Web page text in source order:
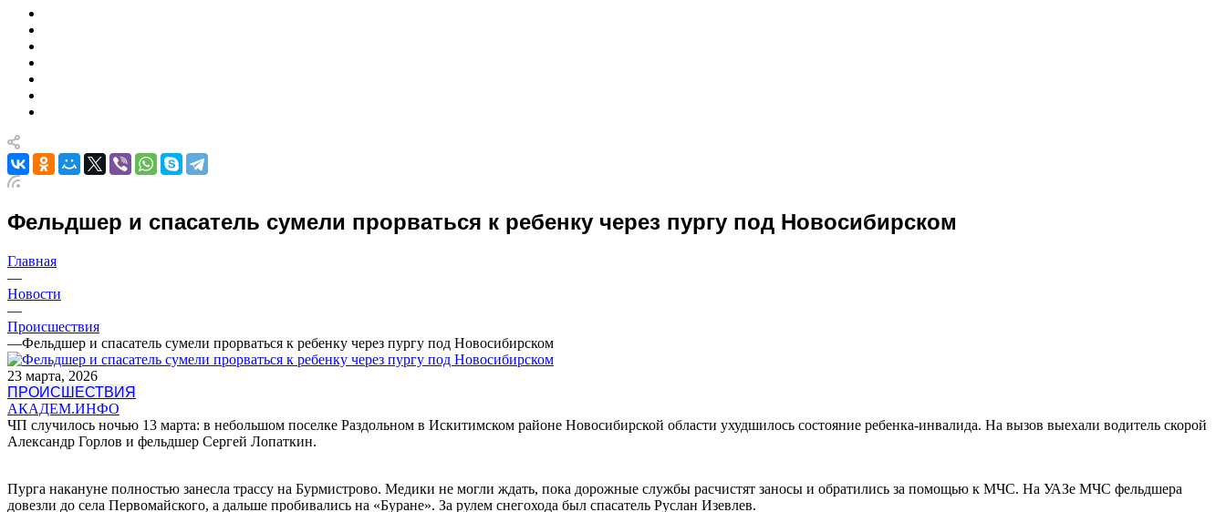
Фельдшер и спасатель сумели прорваться к ребенку через пургу под Новосибирском
Главная
—
Новости
—
Происшествия
—Фельдшер и спасатель сумели прорваться к ребенку через пургу под Новосибирском
23 марта, 2026
ПРОИСШЕСТВИЯ
АКАДЕМ.ИНФО
ЧП случилось ночью 13 марта: в небольшом поселке Раздольном в Искитимском районе Новосибирской области ухудшилось состояние ребенка-инвалида. На вызов выехали водитель скорой
Александр Горлов и фельдшер Сергей Лопаткин.
Пурга накануне полностью занесла трассу на Бурмистрово. Медики не могли ждать, пока дорожные службы расчистят заносы и обратились за помощью к МЧС. На УАЗе МЧС фельдшера
довезли до села Первомайского, а дальше пробивались на «Буране». За рулем снегохода был спасатель Руслан Изевлев.